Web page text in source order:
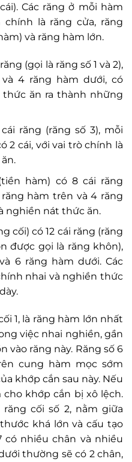
Các răng ở mỗi hàm
là răng cửa, răng
và răng hàm lớn.
(gọi là răng số 1 và 2),
4 răng hàm dưới, có
thức ăn ra thành những
răng (răng số 3), mỗi
2 cái, với vai trò chính là
hàm) có 8 cái răng
hàm trên và 4 răng
nghiền nát thức ăn.
cối) có 12 cái răng (răng
được gọi là răng khôn),
6 răng hàm dưới. Các
nhai và nghiền thức
1, là răng hàm lớn nhất
việc nhai nghiền, gần
vào răng này. Răng số 6
cung hàm mọc sớm
khớp cắn sau này. Nếu
khớp cắn bị xô lệch.
cối số 2, nằm giữa
khá lớn và cấu tạo
có nhiều chân và nhiều
thường sẽ có 2 chân,